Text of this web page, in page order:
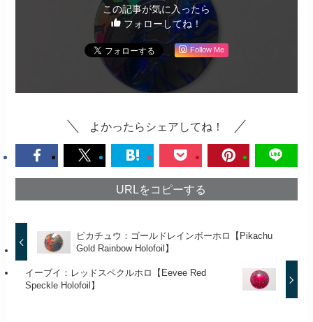
この記事が気に入ったら
フォローしてね！
Follow Me
よかったらシェアしてね！
URLをコピーする
ピカチュウ：ゴールドレインボーホロ【Pikachu
Gold Rainbow Holofoil】
イーブイ：レッドスペクルホロ【Eevee Red
Speckle Holofoil】